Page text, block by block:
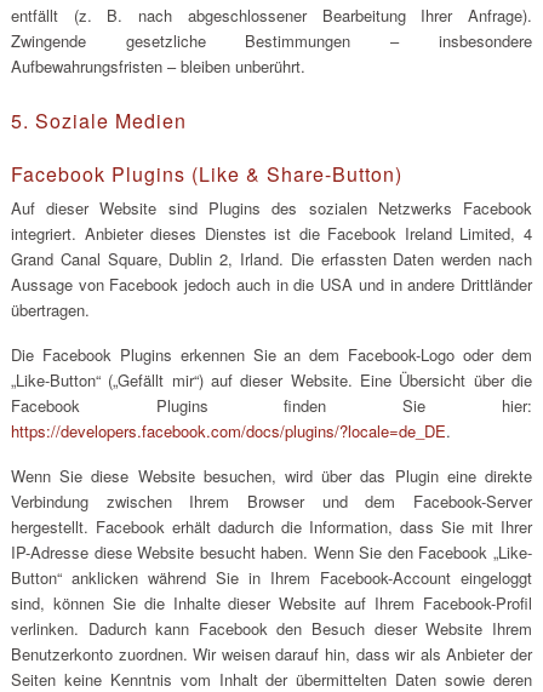
entfällt (z. B. nach abgeschlossener Bearbeitung Ihrer Anfrage).
Zwingende gesetzliche Bestimmungen – insbesondere
Aufbewahrungsfristen – bleiben unberührt.
5. Soziale Medien
Facebook Plugins (Like & Share-Button)
Auf dieser Website sind Plugins des sozialen Netzwerks Facebook
integriert. Anbieter dieses Dienstes ist die Facebook Ireland Limited, 4
Grand Canal Square, Dublin 2, Irland. Die erfassten Daten werden nach
Aussage von Facebook jedoch auch in die USA und in andere Drittländer
übertragen.
Die Facebook Plugins erkennen Sie an dem Facebook-Logo oder dem
„Like-Button“ („Gefällt mir“) auf dieser Website. Eine Übersicht über die
Facebook Plugins finden Sie hier:
https://developers.facebook.com/docs/plugins/?locale=de_DE.
Wenn Sie diese Website besuchen, wird über das Plugin eine direkte
Verbindung zwischen Ihrem Browser und dem Facebook-Server
hergestellt. Facebook erhält dadurch die Information, dass Sie mit Ihrer
IP-Adresse diese Website besucht haben. Wenn Sie den Facebook „Like-
Button“ anklicken während Sie in Ihrem Facebook-Account eingeloggt
sind, können Sie die Inhalte dieser Website auf Ihrem Facebook-Profil
verlinken. Dadurch kann Facebook den Besuch dieser Website Ihrem
Benutzerkonto zuordnen. Wir weisen darauf hin, dass wir als Anbieter der
Seiten keine Kenntnis vom Inhalt der übermittelten Daten sowie deren